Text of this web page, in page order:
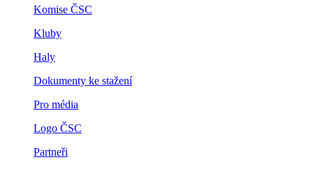
Komise ČSC
Kluby
Haly
Dokumenty ke stažení
Pro média
Logo ČSC
Partneři